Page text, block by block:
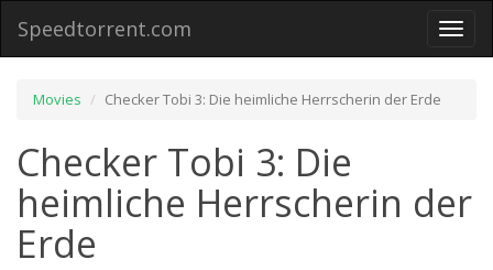
Toggle
Speedtorrent.com
Movies Checker Tobi 3: Die heimliche Herrscherin der Erde
Checker Tobi 3: Die
heimliche Herrscherin der
Erde